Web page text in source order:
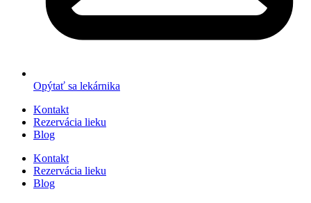
Opýtať sa lekárnika
Kontakt
Rezervácia lieku
Blog
Kontakt
Rezervácia lieku
Blog